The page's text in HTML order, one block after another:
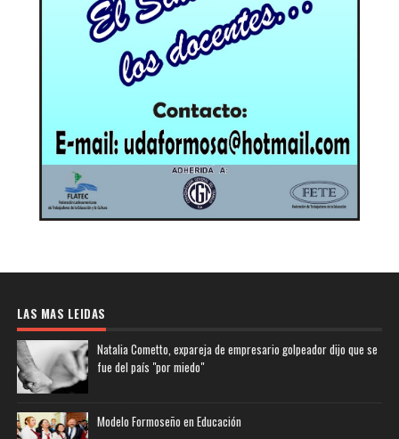
LAS MAS LEIDAS
Natalia Cometto, expareja de empresario golpeador dijo que se
fue del país "por miedo"
Modelo Formoseño en Educación